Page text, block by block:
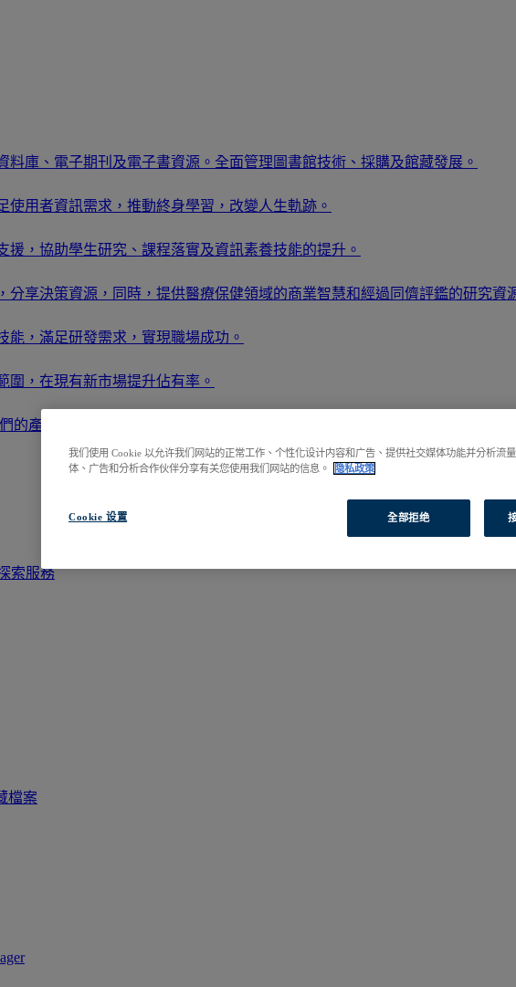
料庫、電子期刊及電子書資源。全面管理圖書館技術、採購及館藏發展。
使用者資訊需求，推動終身學習，改變人生軌跡。
援，協助學生研究、課程落實及資訊素養技能的提升。
分享決策資源，同時，提供醫療保健領域的商業智慧和經過同儕評鑑的研究資
能，滿足研發需求，實現職場成功。
圍，在現有新市場提升佔有率。
的產品，即刻開啟您的研究之旅。
索服務
檔案
我们使用 Cookie 以允许我们网站的正常工作、个性化设计内容和广告、提供社交媒体功能并分析流
体、广告和分析合作伙伴分享有关您使用我们网站的信息。
隐私政策
Cookie 设置 全部拒绝